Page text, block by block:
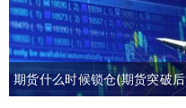
期货什么时候锁仓(期货突破后